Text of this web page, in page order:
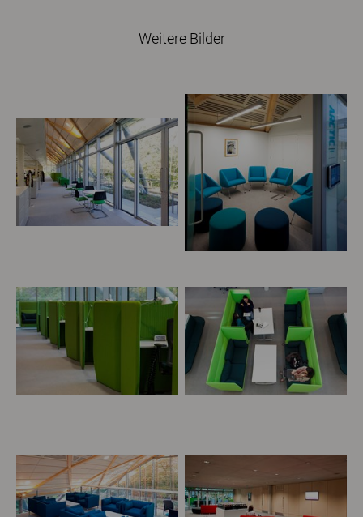
Weitere Bilder